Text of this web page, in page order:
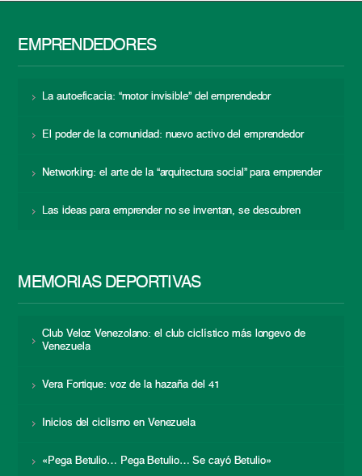
EMPRENDEDORES
La autoeficacia: “motor invisible” del emprendedor
El poder de la comunidad: nuevo activo del emprendedor
Networking: el arte de la “arquitectura social” para emprender
Las ideas para emprender no se inventan, se descubren
MEMORIAS DEPORTIVAS
Club Veloz Venezolano: el club ciclístico más longevo de
Venezuela
Vera Fortique: voz de la hazaña del 41
Inicios del ciclismo en Venezuela
«Pega Betulio… Pega Betulio… Se cayó Betulio»